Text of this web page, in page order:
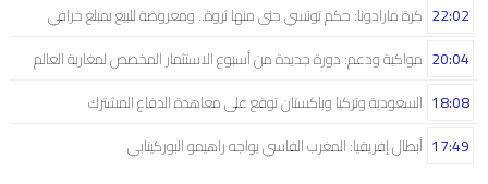
كرة مارادونا: حكم تونسي جنى منها ثروة.. ومعروضة للبيع بمبلغ خرافي 22:02
مواكبة ودعم: دورة جديدة من أسبوع الاستثمار المخصص لمغاربة العالم 20:04
السعودية وتركيا وباكستان توقع على معاهدة الدفاع المشترك 18:08
أبطال إفريقيا: المغرب الفاسي يواجه راهيمو البوركينابي 17:49